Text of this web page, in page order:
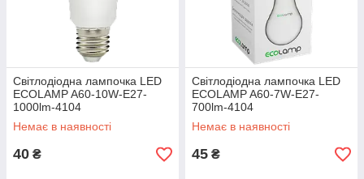
Світлодіодна лампочка LED
ECOLAMP A60-10W-E27-
1000lm-4104
Немає в наявності
40 ₴
Світлодіодна лампочка LED
ECOLAMP A60-7W-E27-
700lm-4104
Немає в наявності
45 ₴